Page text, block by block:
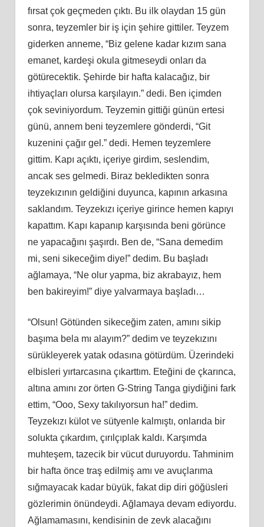
fırsat çok geçmeden çıktı. Bu ilk olaydan 15 gün
sonra, teyzemler bir iş için şehire gittiler. Teyzem
giderken anneme, “Biz gelene kadar kızım sana
emanet, kardeşi okula gitmeseydi onları da
götürecektik. Şehirde bir hafta kalacağız, bir
ihtiyaçları olursa karşılayın.” dedi. Ben içimden
çok seviniyordum. Teyzemin gittiği günün ertesi
günü, annem beni teyzemlere gönderdi, “Git
kuzenini çağır gel.” dedi. Hemen teyzemlere
gittim. Kapı açıktı, içeriye girdim, seslendim,
ancak ses gelmedi. Biraz bekledikten sonra
teyzekızının geldiğini duyunca, kapının arkasına
saklandım. Teyzekızı içeriye girince hemen kapıyı
kapattım. Kapı kapanıp karşısında beni görünce
ne yapacağını şaşırdı. Ben de, “Sana demedim
mi, seni sikeceğim diye!” dedim. Bu başladı
ağlamaya, “Ne olur yapma, biz akrabayız, hem
ben bakireyim!” diye yalvarmaya başladı…
“Olsun! Götünden sikeceğim zaten, amını sikip
başıma bela mı alayım?” dedim ve teyzekızını
sürükleyerek yatak odasına götürdüm. Üzerindeki
elbisleri yırtarcasına çıkarttım. Eteğini de çkarınca,
altına amını zor örten G-String Tanga giydiğini fark
ettim, “Ooo, Sexy takılıyorsun ha!” dedim.
Teyzekızı külot ve sütyenle kalmıştı, onlarıda bir
solukta çıkardım, çırılçıplak kaldı. Karşımda
muhteşem, tazecik bir vücut duruyordu. Tahminim
bir hafta önce traş edilmiş amı ve avuçlarıma
sığmayacak kadar büyük, fakat dip diri göğüsleri
gözlerimin önündeydi. Ağlamaya devam ediyordu.
Ağlamamasını, kendisinin de zevk alacağını